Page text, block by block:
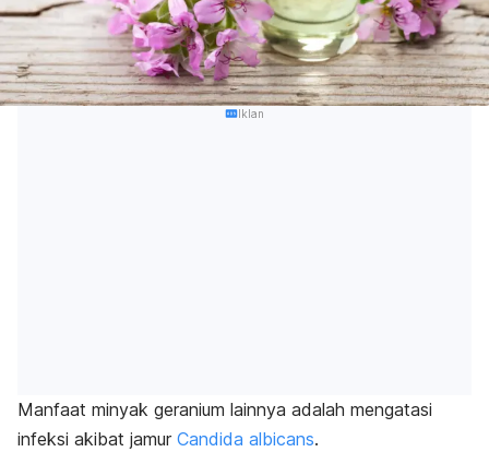
Iklan
Manfaat minyak geranium lainnya adalah mengatasi
infeksi akibat jamur Candida albicans.